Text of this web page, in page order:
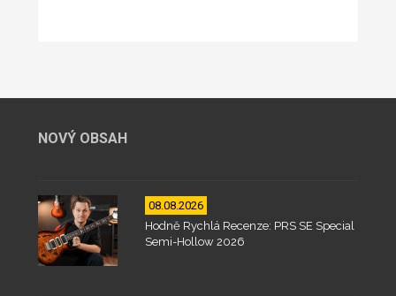
NOVÝ OBSAH
08.08.2026
Hodně Rychlá Recenze: PRS SE Special
Semi-Hollow 2026